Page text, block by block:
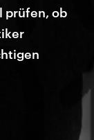
prüfen, ob